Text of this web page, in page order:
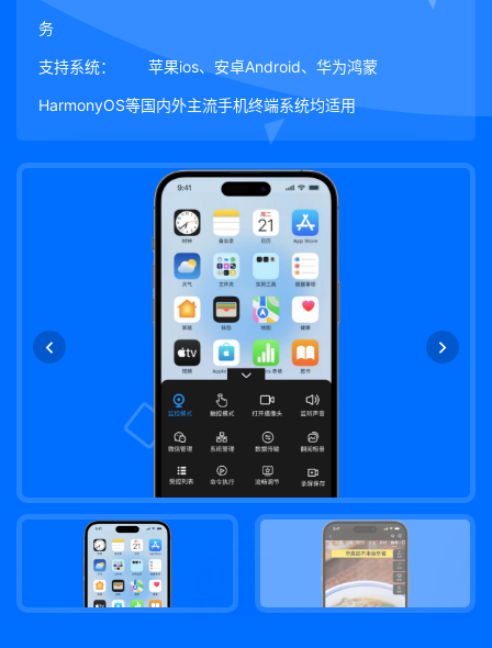
务
支持系统： 苹果ios、安卓Android、华为鸿蒙
HarmonyOS等国内外主流手机终端系统均适用